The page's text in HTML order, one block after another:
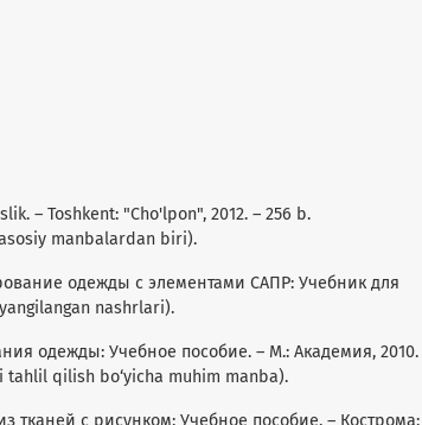
– Toshkent: "Cho'lpon", 2012. – 256 b.
manbalardan biri).
одежды с элементами САПР: Учебник для
nashrlari).
одежды: Учебное пособие. – М.: Академия, 2010.
qilish bo‘yicha muhim manba).